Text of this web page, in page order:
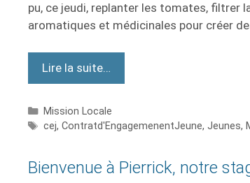
pu, ce jeudi, replanter les tomates, filtrer
aromatiques et médicinales pour créer
Lire la suite…
Mission Locale
cej, Contratd'EngagemenentJeune, Jeunes,
Bienvenue à Pierrick, notre